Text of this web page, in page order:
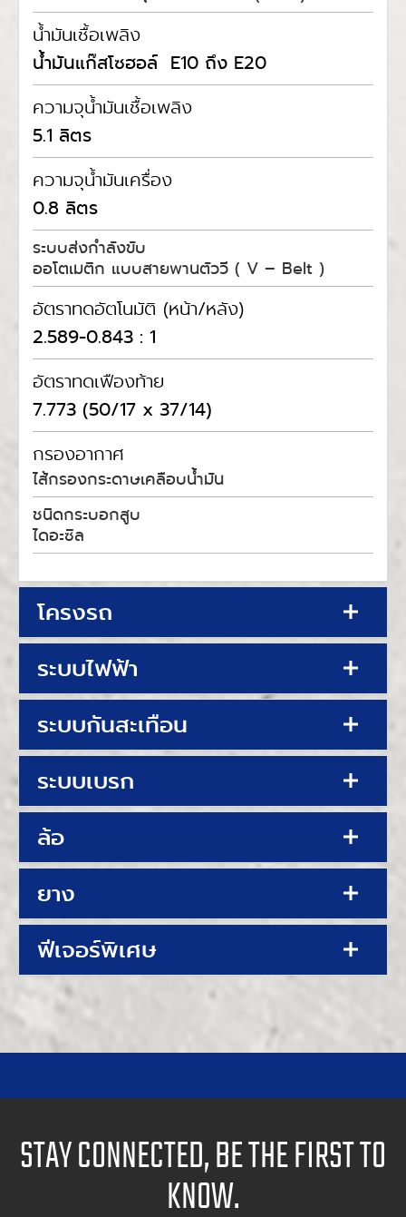
น้ำมันเชื้อเพลิง
น้ำมันแก๊สโซฮอล์ E10 ถึง E20
ความจุน้ำมันเชื้อเพลิง
5.1 ลิตร
ความจุน้ำมันเครื่อง
0.8 ลิตร
ระบบส่งกำลังขับ
ออโตเมติก แบบสายพานตัววี ( V – Belt )
อัตราทดอัตโนมัติ (หน้า/หลัง)
2.589-0.843 : 1
อัตราทดเฟืองท้าย
7.773 (50/17 x 37/14)
กรองอากาศ
ไส้กรองกระดาษเคลือบน้ำมัน
ชนิดกระบอกสูบ
ไดอะซิล
โครงรถ
ระบบไฟฟ้า
ระบบกันสะเทือน
ระบบเบรก
ล้อ
ยาง
ฟีเจอร์พิเศษ
STAY CONNECTED, BE THE FIRST TO
KNOW.